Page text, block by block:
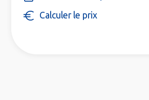
Calculer le prix